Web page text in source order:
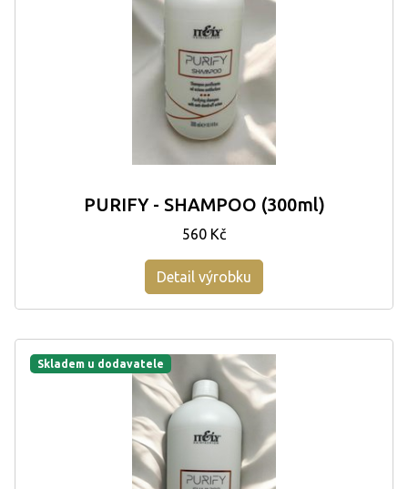
PURIFY - SHAMPOO (300ml)
560 Kč
Detail výrobku
Skladem u dodavatele